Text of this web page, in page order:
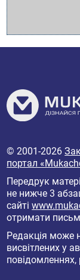
© 2001-2026
портал
Передрук
не нижче 3
сайті
отримати
Редакція може
висвітлених у
повідомленнях,